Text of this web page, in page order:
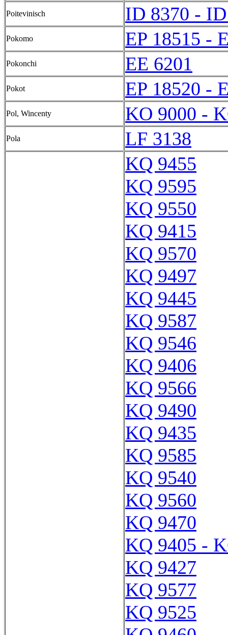
Poitevinisch ID 8370 -
Pokomo EP 18515 -
Pokonchi EE 6201
Pokot EP 18520 -
Pol, Wincenty KO 9000 -
Pola
LF 3138
KQ 9455
KQ 9595
KQ 9550
KQ 9415
KQ 9570
KQ 9497
KQ 9445
KQ 9587
KQ 9546
KQ 9406
KQ 9566
KQ 9490
KQ 9435
KQ 9585
KQ 9540
KQ 9560
KQ 9470
KQ 9405 -
KQ 9427
KQ 9577
KQ 9525